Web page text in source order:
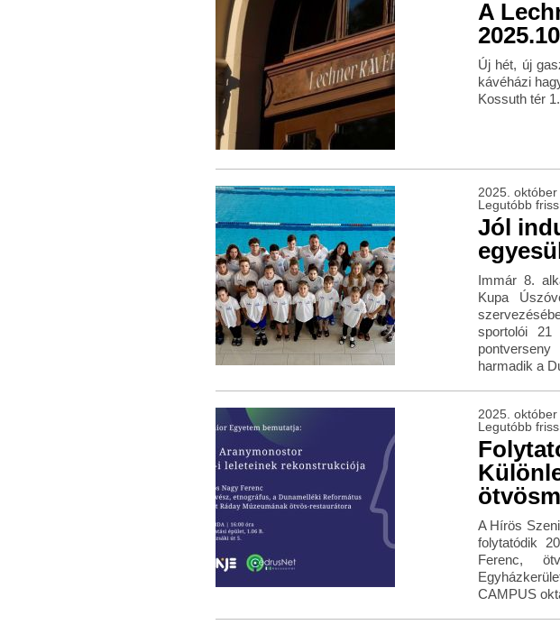
A
Új hét, új
kávéházi
Kossuth tér
2025.
Legutóbb
Jól
Immár 8.
Kupa
sportolói
harmadik a
2025.
Legutóbb
A Hírös
folytatódik
Ferenc,
CAMPUS